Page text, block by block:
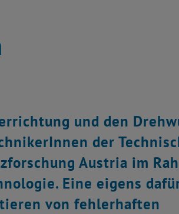
und den
der
Austria im
Eine eigens
von fehlerhaften